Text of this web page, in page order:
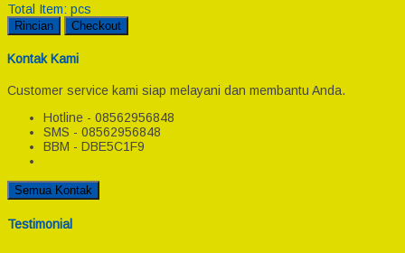
Total Item: pcs
Rincian Checkout
Kontak Kami
Customer service kami siap melayani dan membantu Anda.
Hotline - 08562956848
SMS - 08562956848
BBM - DBE5C1F9
Semua Kontak
Testimonial